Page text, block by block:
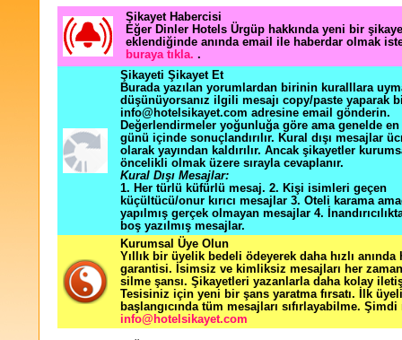
Şikayet Habercisi
Eğer Dinler Hotels Ürgüp hakkında yeni bir
eklendiğinde anında email ile haberdar olmak
buraya tıkla. .
Şikayeti Şikayet Et
Burada yazılan yorumlardan birinin kuralllara
düşünüyorsanız ilgili mesajı copy/paste yaparak
info@hotelsikayet.com adresine email gönderin.
Değerlendirmeler yoğunluğa göre ama genelde
günü içinde sonuçlandırılır. Kural dışı mesajlar
olarak yayından kaldırılır. Ancak şikayetler
öncelikli olmak üzere sırayla cevaplanır.
Kural Dışı Mesajlar:
1. Her türlü küfürlü mesaj. 2. Kişi isimleri geçen
küçültücü/onur kırıcı mesajlar 3. Oteli karama
yapılmış gerçek olmayan mesajlar 4.
boş yazılmış mesajlar.
Kurumsal Üye Olun
Yıllık bir üyelik bedeli ödeyerek daha hızlı
garantisi. İsimsiz ve kimliksiz mesajları her zaman
silme şansı. Şikayetleri yazanlarla daha kolay
Tesisiniz için yeni bir şans yaratma fırsatı. İlk
başlangıcında tüm mesajları sıfırlayabilme. Şimdi
info@hotelsikayet.com